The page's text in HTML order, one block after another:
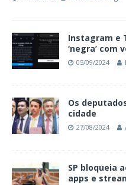
Instagram e
‘negra’ com
05/09/2024
Os
cidade
27/08/2024
SP bloqueia
apps e